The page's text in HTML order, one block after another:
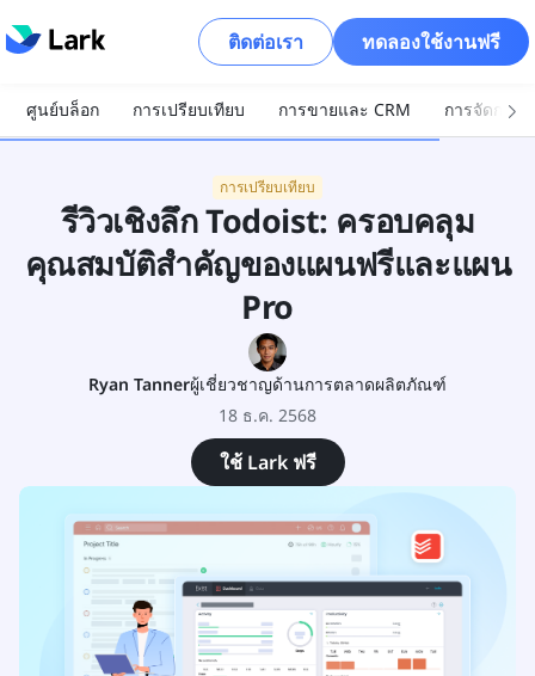
ติดต่อเรา ทดลองใช้งานฟรี
ศูนย์บล็อก การเปรียบเทียบ การขายและ CRM การจัดการ
การเปรียบเทียบ
รีวิวเชิงลึก Todoist: ครอบคลุม
คุณสมบัติสำคัญของแผนฟรีและแผน
Pro
Ryan Tannerผู้เชี่ยวชาญด้านการตลาดผลิตภัณฑ์
18 ธ.ค. 2568
ใช้ Lark ฟรี